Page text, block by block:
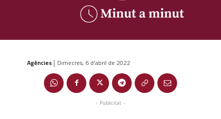
Agències | Dimecres, 6 d'abril de 2022
- Publicitat -